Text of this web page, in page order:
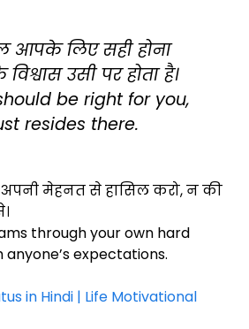
आपके लिए सही होना
उसी पर होता है।
be right for you,
resides there.
मेहनत से हासिल करो, न की
through your own hard
expectations.
in Hindi | Life Motivational